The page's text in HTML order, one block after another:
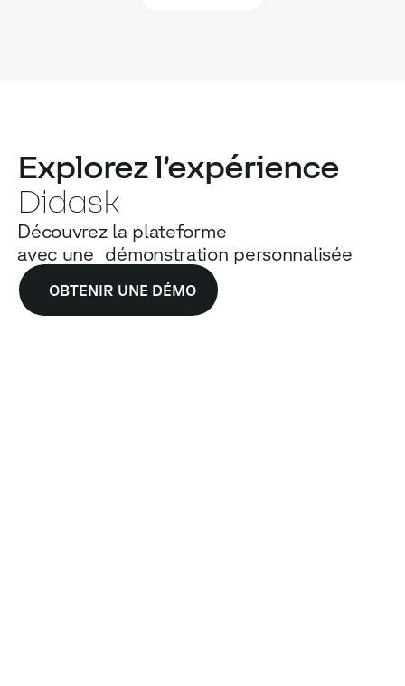
Explorez l’expérience
Didask
Découvrez la plateforme
avec une démonstration personnalisée
OBTENIR UNE DÉMO